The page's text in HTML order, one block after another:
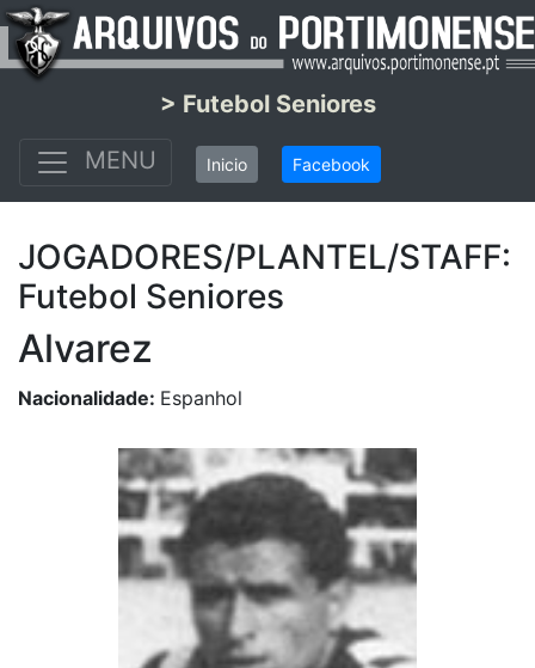
> Futebol Seniores
MENU
Inicio Facebook
JOGADORES/PLANTEL/STAFF:
Futebol Seniores
Alvarez
Nacionalidade: Espanhol